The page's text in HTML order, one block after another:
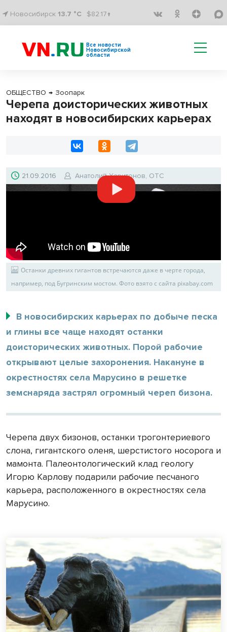
Новосибирск 13.7 °C $82.17↑
Все новости
Новосибирской
области
ОБЩЕСТВО → Зоопарк
Черепа доисторических животных
находят в новосибирских карьерах
21.09.2016 Анатолий Харитонов, ОТС
Останки древних гигантов встречаются даже в черте города,
например, под Бугринским мостом. Фото взято с сайта pixabay.com
В новосибирских карьерах по добыче песка
и глины все чаще находят останки
доисторических животных. Порой рабочие
открывают целые захоронения. Накануне в
окрестностях села Марусино в решетке
земснаряда застрял огромный череп бизона.
Черепа двух бизонов, останки трогонтериевого
слона, гигантского оленя, шерстистого носорога и
мамонта. Палеонтологический клад геологу
Игорю Карлову подарили рабочие песчаного
карьера, расположенного в окрестностях села
Марусино.